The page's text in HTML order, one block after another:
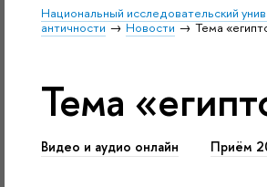
Национальный исследовательский
античности
Новости Тема
Тема
Видео и аудио онлайн Приём